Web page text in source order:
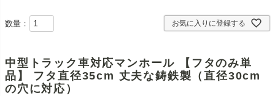
お気に入りに登録する
数量：
中型トラック車対応マンホール 【フタのみ単
品】 フタ直径35cm 丈夫な鋳鉄製（直径30cm
の穴に対応）